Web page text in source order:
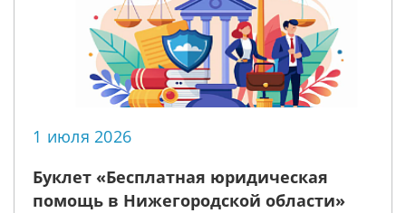
1 июля 2026
Буклет «Бесплатная юридическая
помощь в Нижегородской области»